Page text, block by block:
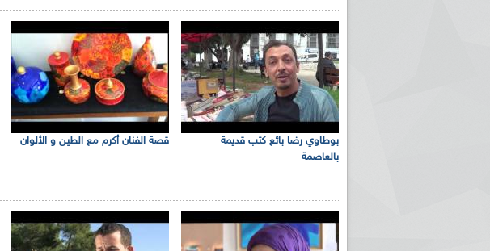
بوطاوي رضا بائع كتب قديمة
بالعاصمة
قصة الفنان أكرم مع الطين و الألوان